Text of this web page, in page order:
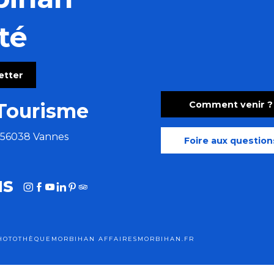
église Saint-Joseph
Vannes
Comment venir ?
Foire aux
MORBIHAN AFFAIRES MORBIHAN.FR